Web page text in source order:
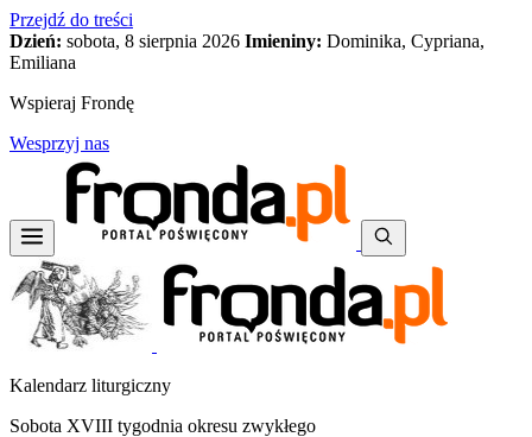
Przejdź do treści
Dzień: sobota, 8 sierpnia 2026 Imieniny: Dominika, Cypriana,
Emiliana
Wspieraj Frondę
Wesprzyj nas
Kalendarz liturgiczny
Sobota XVIII tygodnia okresu zwykłego